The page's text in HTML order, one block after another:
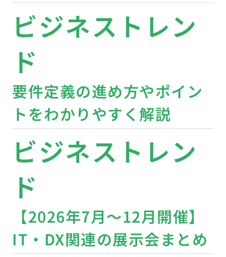
ビジネストレン
ド
【2026年7月〜12月開催】
IT・DX関連の展示会まとめ
ビジネストレン
ド
要件定義の進め方やポイン
トをわかりやすく解説